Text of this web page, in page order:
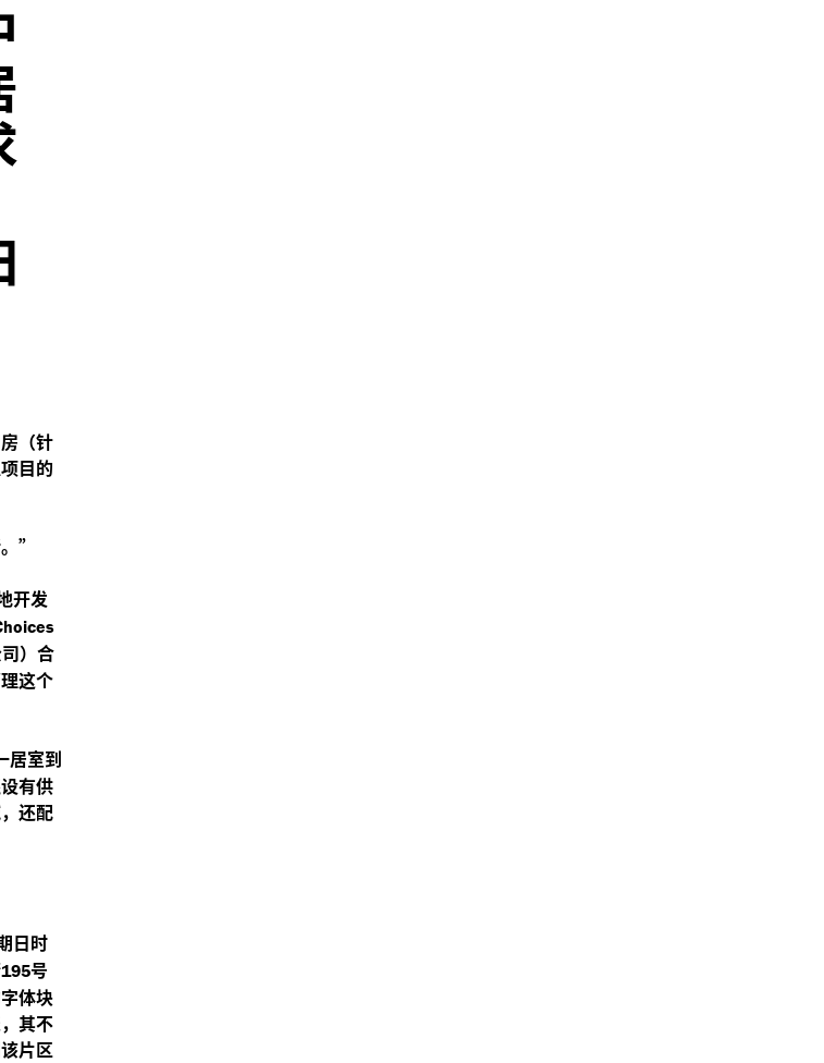
（针
目的
”
开发
）合
这个
居室到
有供
还配
日时
195号
体块
其不
片区